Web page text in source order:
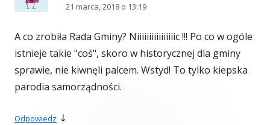
21 marca, 2018 o 13:19
A co zrobiła Rada Gminy? Niiiiiiiiiiiiiiiic !!! Po co w ogóle
istnieje takie "coś", skoro w historycznej dla gminy
sprawie, nie kiwnęli palcem. Wstyd! To tylko kiepska
parodia samorządności.
Odpowiedz ↓